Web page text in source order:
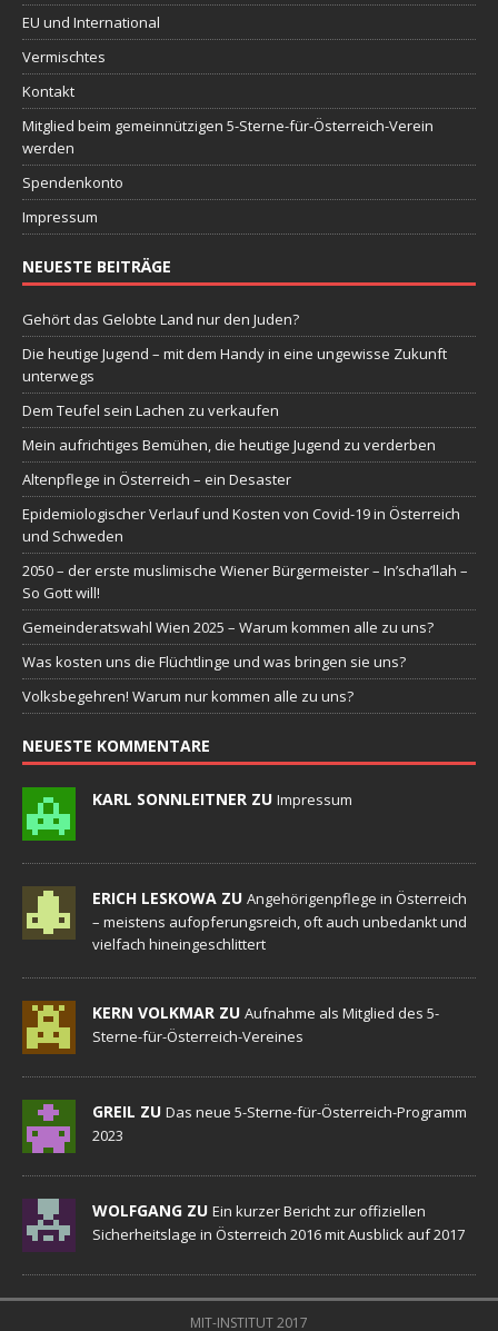
EU und International
Vermischtes
Kontakt
Mitglied beim gemeinnützigen 5-Sterne-für-Österreich-Verein
werden
Spendenkonto
Impressum
NEUESTE BEITRÄGE
Gehört das Gelobte Land nur den Juden?
Die heutige Jugend – mit dem Handy in eine ungewisse Zukunft
unterwegs
Dem Teufel sein Lachen zu verkaufen
Mein aufrichtiges Bemühen, die heutige Jugend zu verderben
Altenpflege in Österreich – ein Desaster
Epidemiologischer Verlauf und Kosten von Covid-19 in Österreich
und Schweden
2050 – der erste muslimische Wiener Bürgermeister – In’scha’llah –
So Gott will!
Gemeinderatswahl Wien 2025 – Warum kommen alle zu uns?
Was kosten uns die Flüchtlinge und was bringen sie uns?
Volksbegehren! Warum nur kommen alle zu uns?
NEUESTE KOMMENTARE
KARL SONNLEITNER ZU Impressum
ERICH LESKOWA ZU Angehörigenpflege in Österreich
– meistens aufopferungsreich, oft auch unbedankt und
vielfach hineingeschlittert
KERN VOLKMAR ZU Aufnahme als Mitglied des 5-
Sterne-für-Österreich-Vereines
GREIL ZU Das neue 5-Sterne-für-Österreich-Programm
2023
WOLFGANG ZU Ein kurzer Bericht zur offiziellen
Sicherheitslage in Österreich 2016 mit Ausblick auf 2017
MIT-INSTITUT 2017